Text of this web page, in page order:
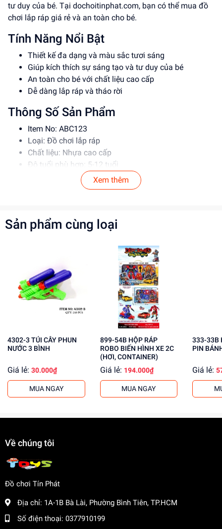
tư duy của bé. Tại dochoitinphat.com, bạn có thể mua đồ
chơi lắp ráp giá rẻ và an toàn cho bé.
Tính Năng Nổi Bật
Thiết kế đa dạng và màu sắc tươi sáng
Giúp kích thích sự sáng tạo và tư duy của bé
An toàn cho bé với chất liệu cao cấp
Dễ dàng lắp ráp và tháo rời
Thông Số Sản Phẩm
Item No: ABC123
Loại: Đồ chơi lắp ráp
Chất liệu: Nhựa cao cấp
Độ tuổi phù hợp: 5-12 tuổi
Hướng Dẫn Sử Dụng
Giám sát trẻ khi sử dụng đồ chơi
Giúp kích thích sự sáng tạo và tư duy của bé
Phát triển kỹ năng giải quyết vấn đề
Tăng cường khả năng phối hợp và cân bằng
dochoitinphat.com, chúng tôi cung cấp giá sỉ
cho khách buôn. Liên hệ ngay để biết thêm thông tin!
Xem thêm
Sản phẩm cùng loại
4302-3 TÚI CÂY PHUN
NƯỚC 3 BÌNH
Giá lẻ: 30.000₫
MUA NGAY
899-54B HỘP RÁP
ROBO BIẾN HÌNH XE 2C
(HƠI, CONTAINER)
Giá lẻ: 194.000₫
MUA NGAY
333-33B HỘP XÀ BÔNG
PIN
Giá lẻ:
Về chúng tôi
Đồ chơi Tín Phát
Địa chỉ: 1A-1B Bà Lài, Phường Bình Tiên, TP.HCM
Số điện thoại: 0377910199